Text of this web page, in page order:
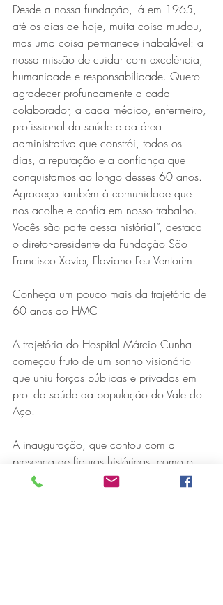
Desde a nossa fundação, lá em 1965,
até os dias de hoje, muita coisa mudou,
mas uma coisa permanece inabalável: a
nossa missão de cuidar com excelência,
humanidade e responsabilidade. Quero
agradecer profundamente a cada
colaborador, a cada médico, enfermeiro,
profissional da saúde e da área
administrativa que constrói, todos os
dias, a reputação e a confiança que
conquistamos ao longo desses 60 anos.
Agradeço também à comunidade que
nos acolhe e confia em nosso trabalho.
Vocês são parte dessa história!”, destaca
o diretor-presidente da Fundação São
Francisco Xavier, Flaviano Feu Ventorim.
Conheça um pouco mais da trajetória de
60 anos do HMC
A trajetória do Hospital Márcio Cunha
começou fruto de um sonho visionário
que uniu forças públicas e privadas em
prol da saúde da população do Vale do
Aço.
A inauguração, que contou com a
presença de figuras históricas, como o
presidente da República daquela época,